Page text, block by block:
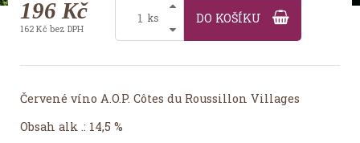
196 Kč
162 Kč bez DPH
ks DO KOŠÍKU
Červené víno A.O.P. Côtes du Roussillon Villages
Obsah alk .: 14,5 %